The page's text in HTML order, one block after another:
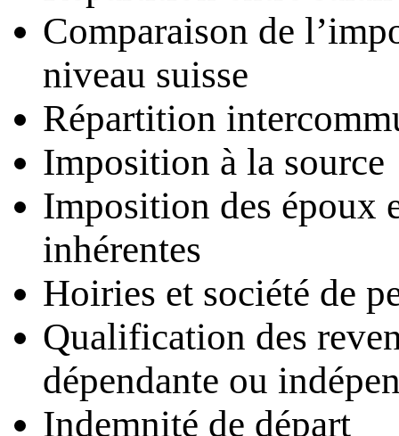
Comparaison de
niveau suisse
Répartition
Imposition à la source
Imposition des époux
inhérentes
Hoiries et société de
Qualification des
dépendante ou
Indemnité de départ